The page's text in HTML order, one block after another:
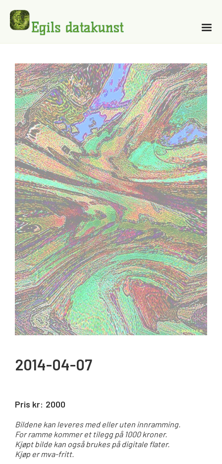
2014-04-07
Pris kr: 2000
Bildene kan leveres med eller uten innramming.
For ramme kommer et tilegg på 1000 kroner.
Kjøpt bilde kan også brukes på digitale flater.
Kjøp er mva-fritt.